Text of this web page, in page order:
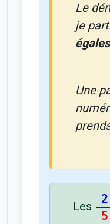
Le
je
égales
Une
Les
2
5